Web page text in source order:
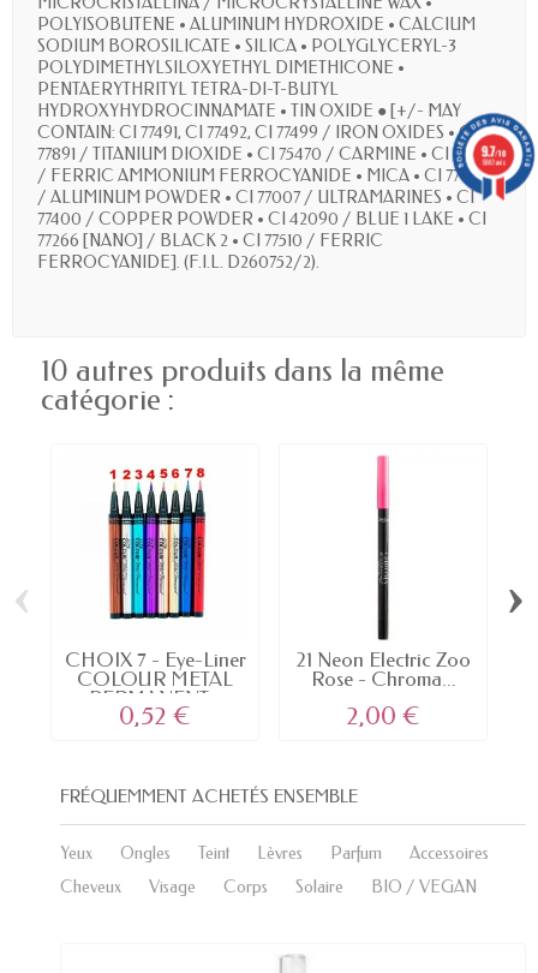
POLYISOBUTENE • ALUMINUM HYDROXIDE • CALCIUM
SODIUM BOROSILICATE • SILICA • POLYGLYCERYL-3
POLYDIMETHYLSILOXYETHYL DIMETHICONE •
PENTAERYTHRITYL TETRA-DI-T-BUTYL
HYDROXYHYDROCINNAMATE • TIN OXIDE ● [+/- MAY
CONTAIN: CI 77491, CI 77492, CI 77499 / IRON OXIDES • CI
77891 / TITANIUM DIOXIDE • CI 75470 / CARMINE • CI 77510
/ FERRIC AMMONIUM FERROCYANIDE • MICA • CI 77000
/ ALUMINUM POWDER • CI 77007 / ULTRAMARINES • CI
77400 / COPPER POWDER • CI 42090 / BLUE 1 LAKE • CI
77266 [NANO] / BLACK 2 • CI 77510 / FERRIC
FERROCYANIDE]. (F.I.L. D260752/2).
10 autres produits dans la même
catégorie :
CHOIX 7 - Eye-Liner
COLOUR METAL
PERMANENT...
0,52 €
21 Neon Electric Zoo
Rose - Chroma...
2,00 €
‹ ›
FRÉQUEMMENT ACHETÉS ENSEMBLE
Yeux Ongles Teint Lèvres Parfum
Accessoires
Cheveux
Visage Corps Solaire BIO / VEGAN
9.7/10
5887 avis